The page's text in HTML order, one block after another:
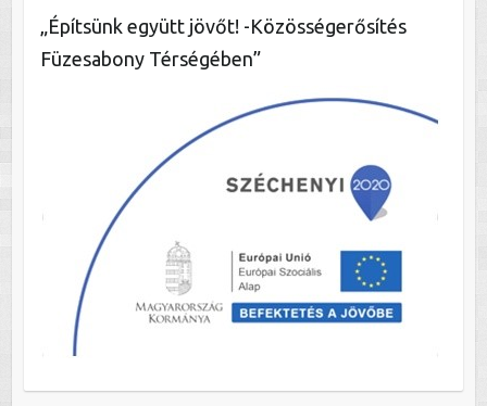
„Építsünk együtt jövőt! -Közösségerősítés
Füzesabony Térségében”